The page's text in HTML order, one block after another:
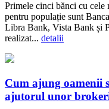
Primele cinci bănci cu
pentru populație sunt
Libra Bank, Vista Bank și
realizat... detalii
Cum ajung oamenii
ajutorul unor